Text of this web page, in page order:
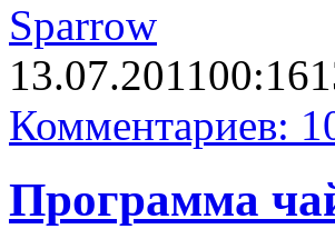
Sparrow
13.07.201100:16
Комментариев:
Программа